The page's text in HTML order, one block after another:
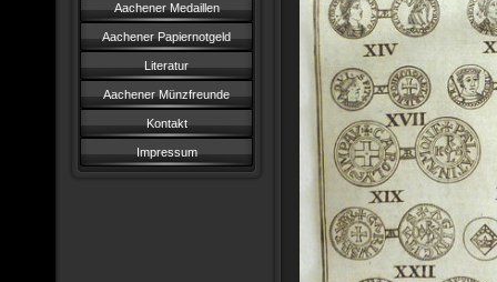
Aachener Medaillen
Aachener Papiernotgeld
Literatur
Aachener Münzfreunde
Kontakt
Impressum